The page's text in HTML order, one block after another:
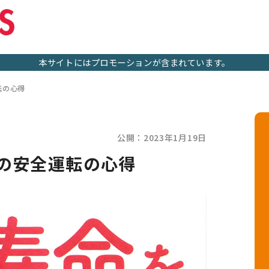
本サイトにはプロモーションが含まれています。
心得
公開：2023年1月19日
安全運転の心得